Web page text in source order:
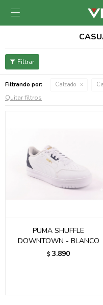

Filtrando por: Calzado
Quitar filtros
PUMA SHUFFLE
DOWNTOWN - BLANCO
$ 3.890